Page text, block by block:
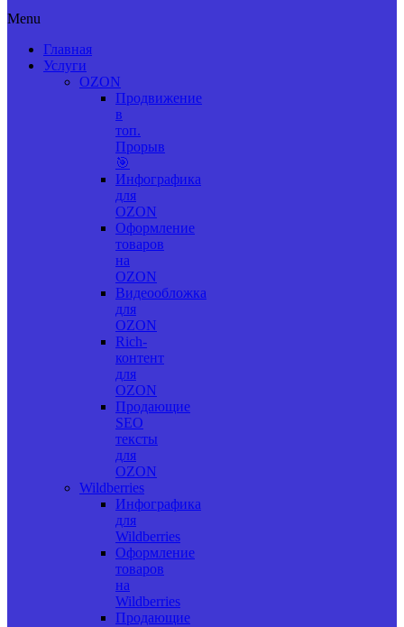
Menu
Главная
Услуги
OZON
Продвижение
в
топ.
Прорыв
🎯
Инфографика
для
OZON
Оформление
товаров
на
OZON
Видеообложка
для
OZON
Rich-
контент
для
OZON
Продающие
SEO
тексты
для
OZON
Wildberries
Инфографика
для
Wildberries
Оформление
товаров
на
Wildberries
Продающие